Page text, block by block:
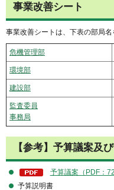
事業改善シート
事業改善シートは、下表の部局名
危機管理部
環境部
建設部
監査委員
事務局
【参考】予算議案及
予算議案（PDF：
予算説明書